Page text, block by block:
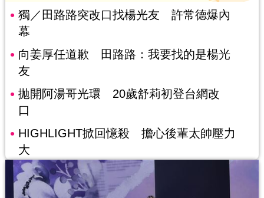
獨／田路路突改口找楊光友 許常德爆內
幕
向姜厚任道歉 田路路：我要找的是楊光
友
拋開阿湯哥光環 20歲舒莉初登台網改
口
HIGHLIGHT掀回憶殺 擔心後輩太帥壓力
大